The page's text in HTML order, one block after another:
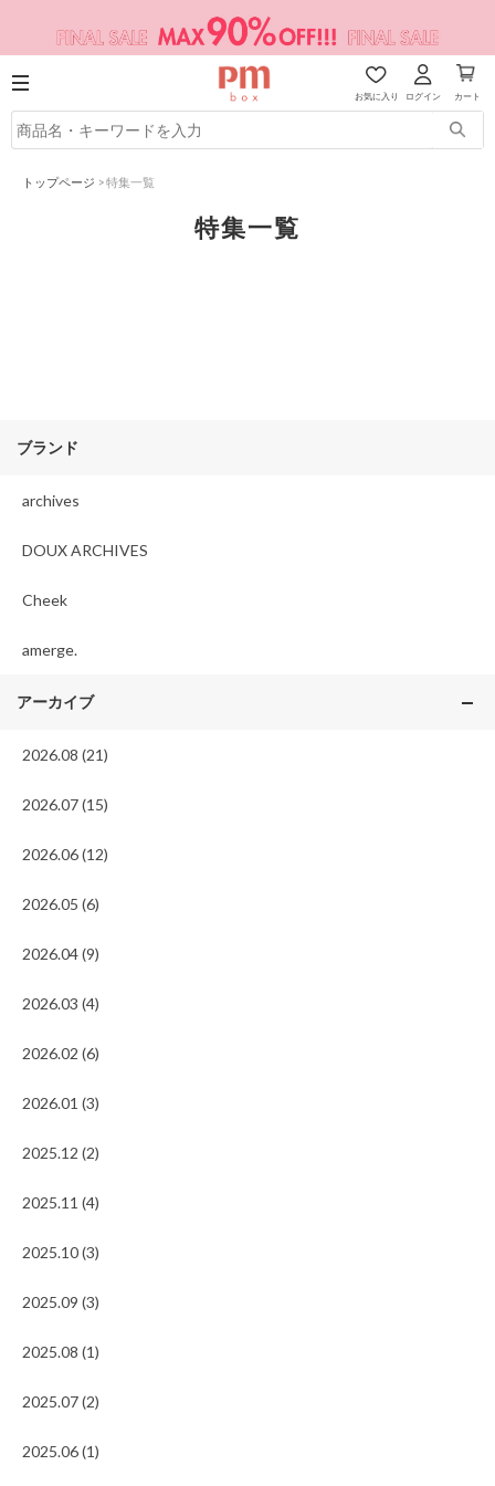
お気に入り ログイン カート
トップページ >特集一覧
特集一覧
ブランド
archives
DOUX ARCHIVES
Cheek
amerge.
アーカイブ
2026.08 (21)
2026.07 (15)
2026.06 (12)
2026.05 (6)
2026.04 (9)
2026.03 (4)
2026.02 (6)
2026.01 (3)
2025.12 (2)
2025.11 (4)
2025.10 (3)
2025.09 (3)
2025.08 (1)
2025.07 (2)
2025.06 (1)